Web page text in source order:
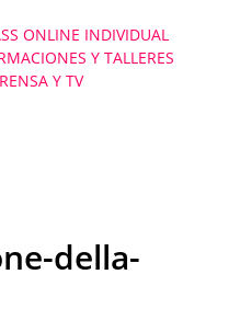
ONLINE INDIVIDUAL
Y TALLERES
Y TV
della-